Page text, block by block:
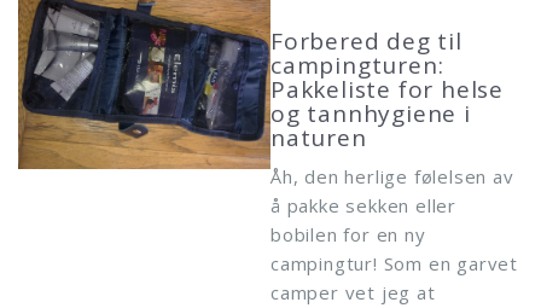
Forbered deg til
campingturen:
Pakkeliste for helse
og tannhygiene i
naturen
Åh, den herlige følelsen av
å pakke sekken eller
bobilen for en ny
campingtur! Som en garvet
camper vet jeg at